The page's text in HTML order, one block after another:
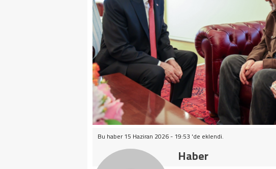
Bu haber 15 Haziran 2026 - 19:53 'de eklendi.
Haber